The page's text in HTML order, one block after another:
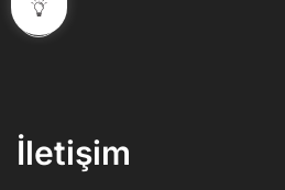
İletişim